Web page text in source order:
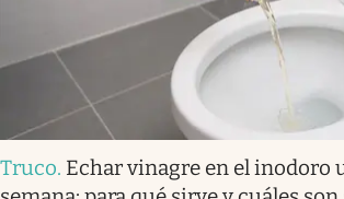
Truco. Echar vinagre en el inodoro